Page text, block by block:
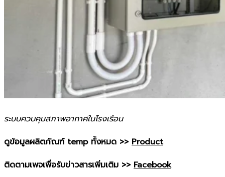
ระบบควบคุมสภาพอากาศในโรงเรือน
ดูข้อมูลผลิตภัณฑ์ temp ทั้งหมด >> Product
ติดตามเพจเพื่อรับข่าวสารเพิ่มเติม >> Facebook